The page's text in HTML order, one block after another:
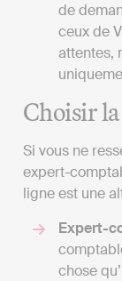
de
ceux de
attentes,
Choisir
Si vous ne
expert-
ligne est une
Expert-
chose